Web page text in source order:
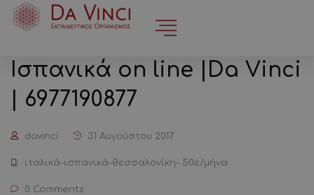
Iσπανικά on line |Da Vinci
| 6977190877
davinci 31 Αυγούστου 2017
ιταλικά-ισπανικά-θεσσαλονίκη- 50ε/μήνα
0 Comments